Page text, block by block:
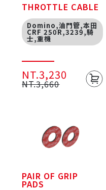
THROTTLE CABLE
Domino,油門管,本田
CRF 250R,3239,騎
士,重機
NT.3,660
NT.3,230
PAIR OF GRIP
PADS